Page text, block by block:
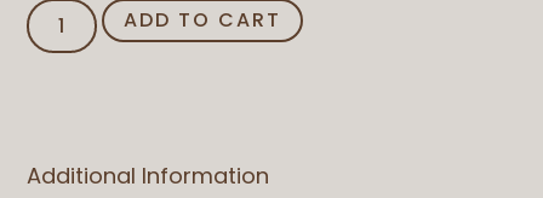
ADD TO CART
Additional Information